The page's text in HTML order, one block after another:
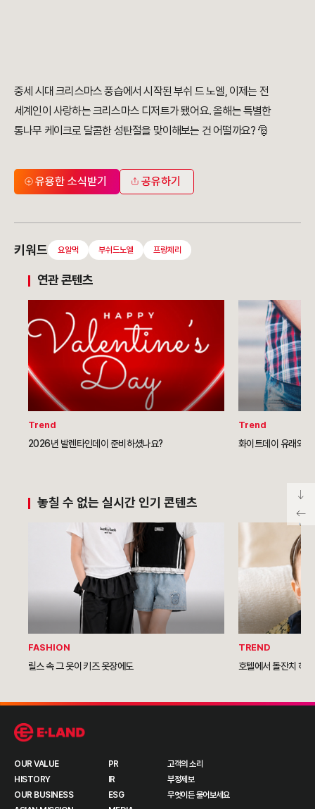
중세 시대 크리스마스 풍습에서 시작된 부쉬 드 노엘, 이제는 전
세계인이 사랑하는 크리스마스 디저트가 됐어요. 올해는 특별한
통나무 케이크로 달콤한 성탄절을 맞이해보는 건 어떨까요? 🎅
유용한 소식받기 공유하기
키워드 요알먹 부쉬드노엘 프랑제리
연관 콘텐츠
Trend
2026년 발렌타인데이 준비하셨나요?
Trend
화이트데이 유래와
놓칠 수 없는 실시간 인기 콘텐츠
FASHION
릴스 속 그 옷이 키즈 옷장에도
TREND
호텔에서 돌잔치 하
OUR VALUE
HISTORY
OUR BUSINESS
PR
IR
ESG
고객의 소리
부정제보
무엇이든 물어보세요